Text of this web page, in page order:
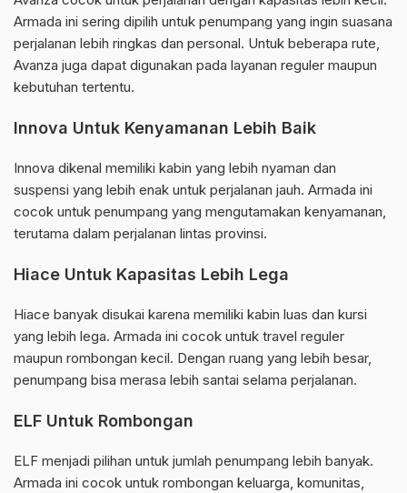
Armada ini sering dipilih untuk penumpang yang ingin suasana
perjalanan lebih ringkas dan personal. Untuk beberapa rute,
Avanza juga dapat digunakan pada layanan reguler maupun
kebutuhan tertentu.
Innova Untuk Kenyamanan Lebih Baik
Innova dikenal memiliki kabin yang lebih nyaman dan
suspensi yang lebih enak untuk perjalanan jauh. Armada ini
cocok untuk penumpang yang mengutamakan kenyamanan,
terutama dalam perjalanan lintas provinsi.
Hiace Untuk Kapasitas Lebih Lega
Hiace banyak disukai karena memiliki kabin luas dan kursi
yang lebih lega. Armada ini cocok untuk travel reguler
maupun rombongan kecil. Dengan ruang yang lebih besar,
penumpang bisa merasa lebih santai selama perjalanan.
ELF Untuk Rombongan
ELF menjadi pilihan untuk jumlah penumpang lebih banyak.
Armada ini cocok untuk rombongan keluarga, komunitas,